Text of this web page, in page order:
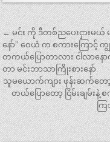
Post
navigation
← မင်း ကို ဒီတစ်ညပေးငှားမယ် မ
နော်” ဝေယံ က စကားကြောင့်
တကယ်ပြောတာလား ငါလာနေ
တာ မင်းဘာသာကြိုးစားနော်
သူမယောက်ကျား ဖုန်းဆက်တော့
တယ်ပြောတော့ ငြိမ်းချမ်း
ကြ